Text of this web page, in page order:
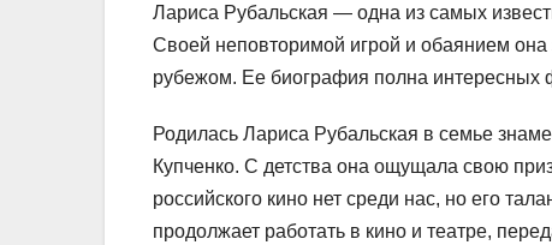
Лариса Рубальская — одна из самых
Своей неповторимой игрой и обаянием она
рубежом. Ее биография полна интересных
Родилась Лариса Рубальская в семье
Купченко. С детства она ощущала свою
российского кино нет среди нас, но его
продолжает работать в кино и театре,